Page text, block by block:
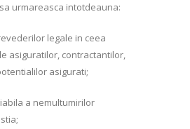
urmareasca intotdeauna:
legale in ceea
asiguratilor, contractantilor,
asigurati;
a nemultumirilor